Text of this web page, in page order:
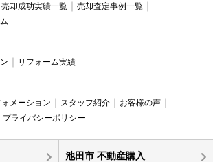
売却成功実績一覧
売却査定事例一覧
リフォーム実績
メーション スタッフ紹介
お客様の声
プライバシーポリシー
池田市 不動産購入